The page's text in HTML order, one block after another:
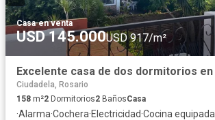
Casa·en venta
USD 145.000USD 917/m²
Ciudadela, Rosario
158 m²2 Dormitorios2 BañosCasa
·Alarma·Cochera·Electricidad·Cocina equipada